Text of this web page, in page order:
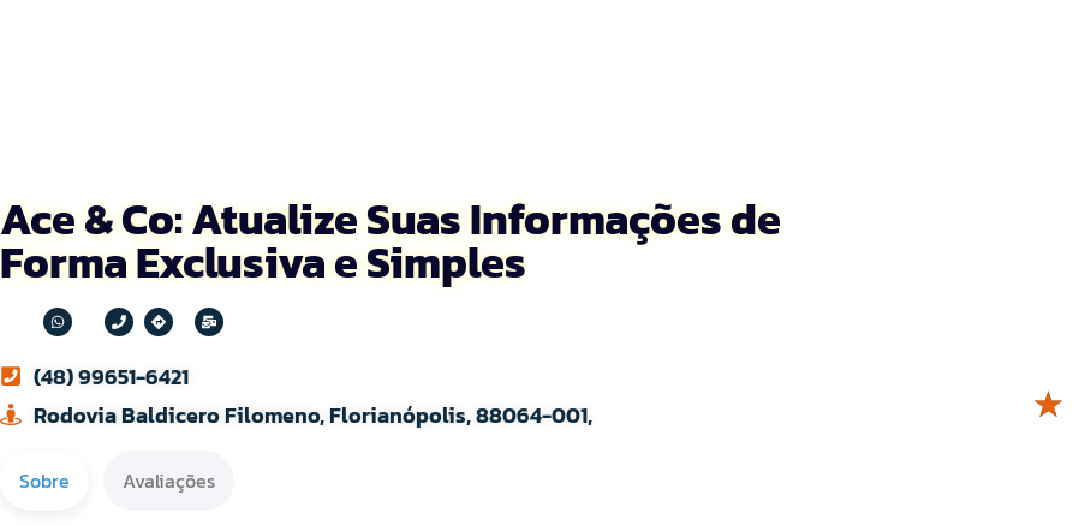
Ace & Co: Atualize Suas Informações de
Forma Exclusiva e Simples
(48) 99651-6421
Rodovia Baldicero Filomeno, Florianópolis, 88064-001,
☆
Sobre Avaliações